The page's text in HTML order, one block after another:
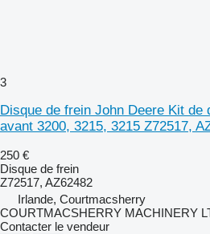
3
Disque de frein John Deere Kit de
avant 3200, 3215, 3215 Z72517,
250 €
Disque de frein
Z72517, AZ62482
Irlande, Courtmacsherry
COURTMACSHERRY MACHINERY
Contacter le vendeur